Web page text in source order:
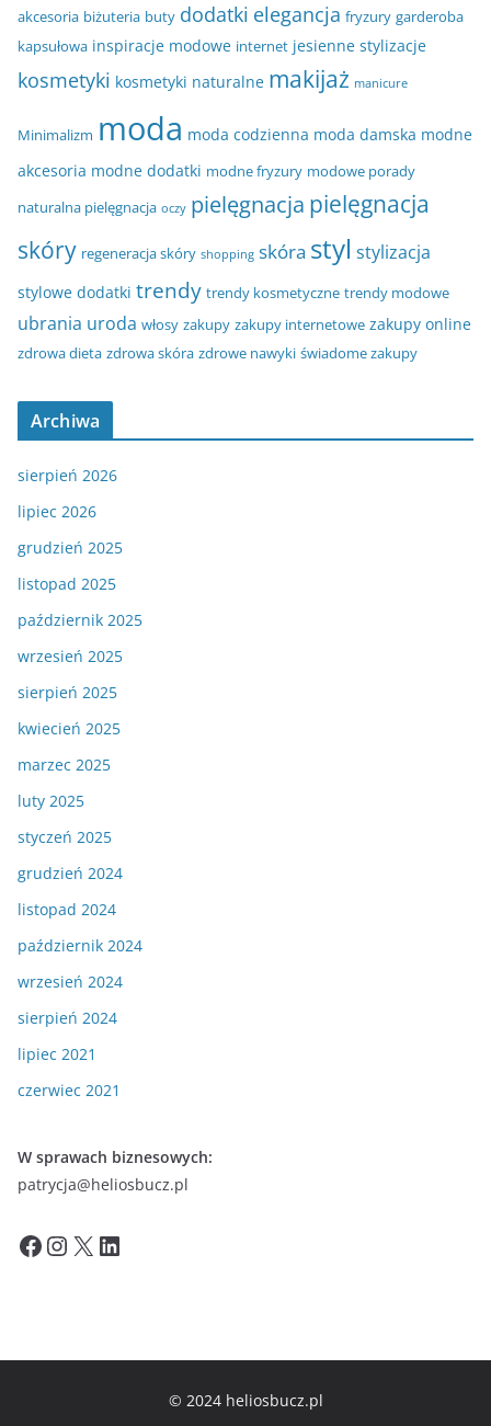
akcesoria biżuteria buty dodatki elegancja fryzury garderoba
kapsułowa inspiracje modowe internet jesienne stylizacje
kosmetyki kosmetyki naturalne makijaż manicure
Minimalizm moda moda codzienna moda damska modne
akcesoria modne dodatki modne fryzury modowe porady
naturalna pielęgnacja oczy pielęgnacja pielęgnacja
skóry regeneracja skóry shopping skóra styl stylizacja
stylowe dodatki trendy trendy kosmetyczne trendy modowe
ubrania uroda włosy zakupy zakupy internetowe zakupy online
zdrowa dieta zdrowa skóra zdrowe nawyki świadome zakupy
Archiwa
sierpień 2026
lipiec 2026
grudzień 2025
listopad 2025
październik 2025
wrzesień 2025
sierpień 2025
kwiecień 2025
marzec 2025
luty 2025
styczeń 2025
grudzień 2024
listopad 2024
październik 2024
wrzesień 2024
sierpień 2024
lipiec 2021
czerwiec 2021
W sprawach biznesowych:
patrycja@heliosbucz.pl
Facebook InstagramX LinkedIn
© 2024 heliosbucz.pl